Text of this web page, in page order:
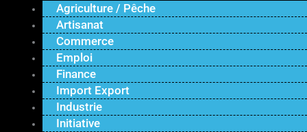
Agriculture / Pêche
Artisanat
Commerce
Emploi
Finance
Import Export
Industrie
Initiative